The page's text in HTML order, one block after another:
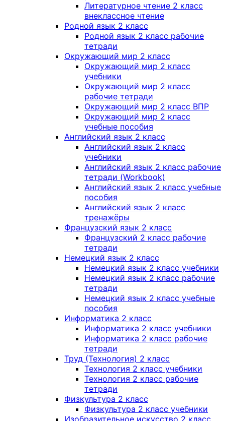
Литературное чтение 2 класс
внеклассное чтение
Родной язык 2 класс
Родной язык 2 класс рабочие
тетради
Окружающий мир 2 класс
Окружающий мир 2 класс
учебники
Окружающий мир 2 класс
рабочие тетради
Окружающий мир 2 класс ВПР
Окружающий мир 2 класс
учебные пособия
Английский язык 2 класс
Английский язык 2 класс
учебники
Английский язык 2 класс рабочие
тетради (Workbook)
Английский язык 2 класс учебные
пособия
Английский язык 2 класс
тренажёры
Французский язык 2 класс
Французский 2 класс рабочие
тетради
Немецкий язык 2 класс
Немецкий язык 2 класс учебники
Немецкий язык 2 класс рабочие
тетради
Немецкий язык 2 класс учебные
пособия
Информатика 2 класс
Информатика 2 класс учебники
Информатика 2 класс рабочие
тетради
Труд (Технология) 2 класс
Технология 2 класс учебники
Технология 2 класс рабочие
тетради
Физкультура 2 класс
Физкультура 2 класс учебники
Изобразительное искусство 2 класс